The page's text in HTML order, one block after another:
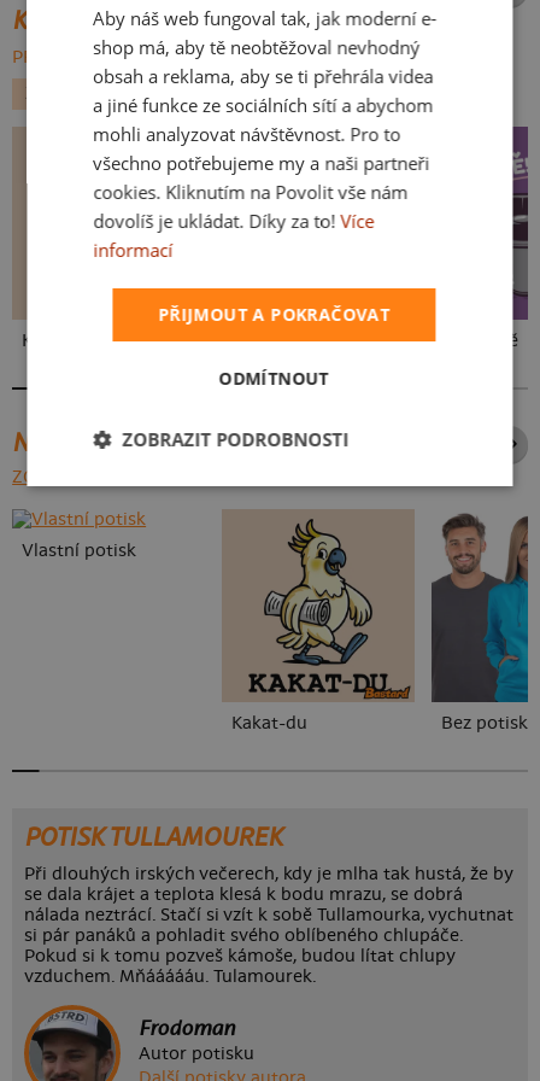
KATEGORIE
PROCHÁZET VŠE:
ZVÍŘÁTKA
ALKOHOL KOČKY
Kakat-du V pressu Ve formě
NEJPRODÁVANĚJŠÍ POTISKY
ZOBRAZIT VŠECHNY
Vlastní potisk
Kakat-du Bez potisku
POTISK TULLAMOUREK
Při dlouhých irských večerech, kdy je mlha tak hustá, že by
se dala krájet a teplota klesá k bodu mrazu, se dobrá
nálada neztrácí. Stačí si vzít k sobě Tullamourka, vychutnat
si pár panáků a pohladit svého oblíbeného chlupáče.
Pokud si k tomu pozveš kámoše, budou lítat chlupy
vzduchem. Mňáááááu. Tulamourek.
Frodoman
Autor potisku
SLOVAK
Aby náš web fungoval tak, jak moderní e-
shop má, aby tě neobtěžoval nevhodný
obsah a reklama, aby se ti přehrála videa
a jiné funkce ze sociálních sítí a abychom
mohli analyzovat návštěvnost. Pro to
všechno potřebujeme my a naši partneři
cookies. Kliknutím na Povolit vše nám
dovolíš je ukládat. Díky za to! Více
informací
PŘIJMOUT A POKRAČOVAT
ODMÍTNOUT
ZOBRAZIT PODROBNOSTI